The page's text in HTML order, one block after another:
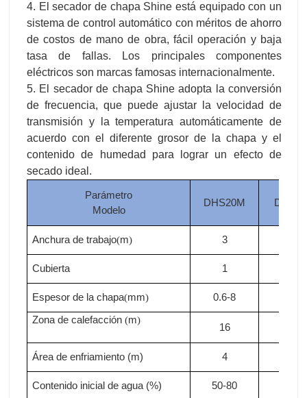
4. El secador de chapa Shine está equipado con un
sistema de control automático con méritos de ahorro
de costos de mano de obra, fácil operación y baja
tasa de fallas. Los principales componentes
eléctricos son marcas famosas internacionalmente.
5. El secador de chapa Shine adopta la conversión
de frecuencia, que puede ajustar la velocidad de
transmisión y la temperatura automáticamente de
acuerdo con el diferente grosor de la chapa y el
contenido de humedad para lograr un efecto de
secado ideal.
Parámetro
Modelo
DHS20M
Anchura de trabajo(m) 3
Cubierta 1
Espesor de la chapa(mm) 0.6-8
Zona de calefacción (m)
16
Área de enfriamiento (m) 4
Contenido inicial de agua (%) 50-80